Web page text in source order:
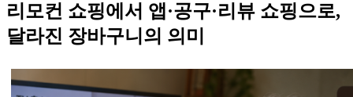
리모컨 쇼핑에서 앱·공구·리뷰 쇼핑으로,
달라진 장바구니의 의미